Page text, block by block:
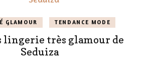
GLAMOUR TENDANCE MODE
lingerie très glamour de
Seduiza